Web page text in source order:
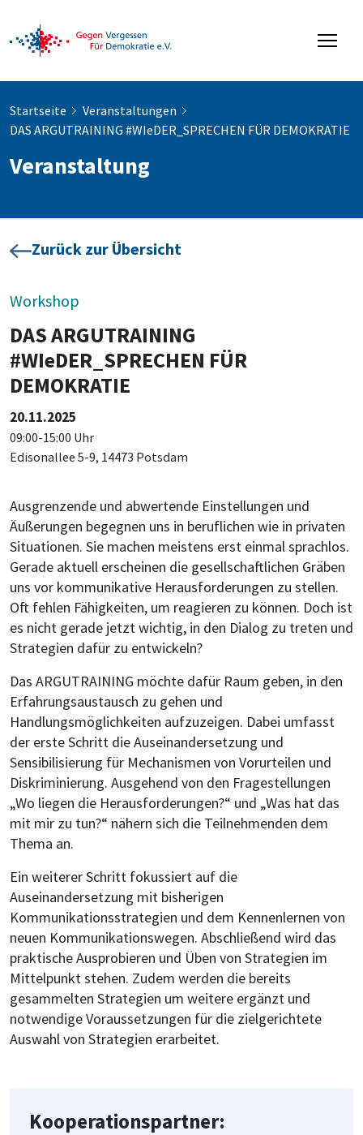
Startseite
Veranstaltungen
DAS ARGUTRAINING #WIeDER_SPRECHEN FÜR DEMOKRATIE
Veranstaltung
Zurück zur Übersicht
Workshop
DAS ARGUTRAINING
#WIeDER_SPRECHEN FÜR
DEMOKRATIE
20.11.2025
09:00-15:00 Uhr
Edisonallee 5-9, 14473 Potsdam
Ausgrenzende und abwertende Einstellungen und
Äußerungen begegnen uns in beruflichen wie in privaten
Situationen. Sie machen meistens erst einmal sprachlos.
Gerade aktuell erscheinen die gesellschaftlichen Gräben
uns vor kommunikative Herausforderungen zu stellen.
Oft fehlen Fähigkeiten, um reagieren zu können. Doch ist
es nicht gerade jetzt wichtig, in den Dialog zu treten und
Strategien dafür zu entwickeln?
Das ARGUTRAINING möchte dafür Raum geben, in den
Erfahrungsaustausch zu gehen und
Handlungsmöglichkeiten aufzuzeigen. Dabei umfasst
der erste Schritt die Auseinandersetzung und
Sensibilisierung für Mechanismen von Vorurteilen und
Diskriminierung. Ausgehend von den Fragestellungen
„Wo liegen die Herausforderungen?“ und „Was hat das
mit mir zu tun?“ nähern sich die Teilnehmenden dem
Thema an.
Ein weiterer Schritt fokussiert auf die
Auseinandersetzung mit bisherigen
Kommunikationsstrategien und dem Kennenlernen von
neuen Kommunikationswegen. Abschließend wird das
praktische Ausprobieren und Üben von Strategien im
Mittelpunkt stehen. Zudem werden die bereits
gesammelten Strategien um weitere ergänzt und
notwendige Voraussetzungen für die zielgerichtete
Auswahl von Strategien erarbeitet.
Kooperationspartner: